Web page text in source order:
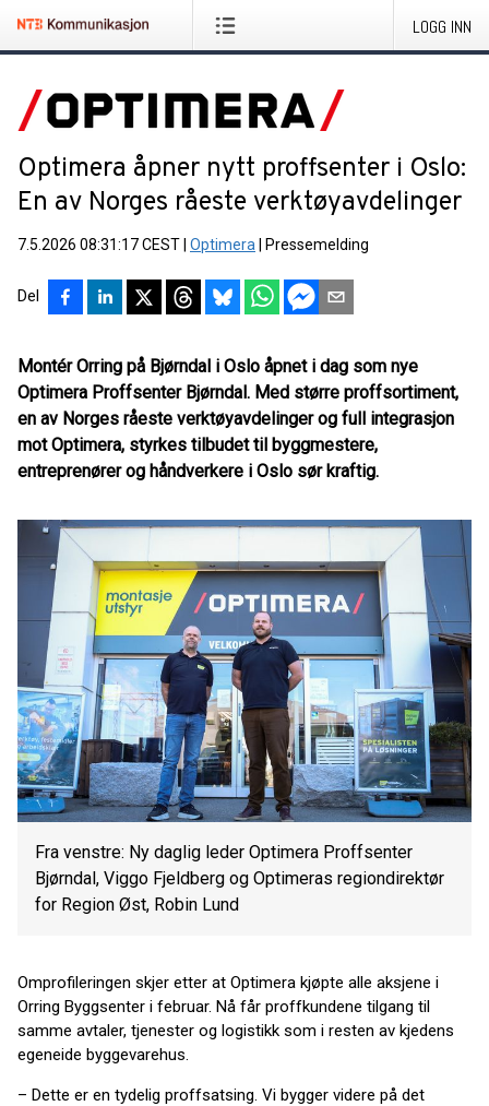
LOGG INN
Optimera åpner nytt proffsenter i Oslo:
En av Norges råeste verktøyavdelinger
7.5.2026 08:31:17 CEST Optimera Pressemelding
Del
Montér Orring på Bjørndal i Oslo åpnet i dag som nye
Optimera Proffsenter Bjørndal. Med større proffsortiment,
en av Norges råeste verktøyavdelinger og full integrasjon
mot Optimera, styrkes tilbudet til byggmestere,
entreprenører og håndverkere i Oslo sør kraftig.
Fra venstre: Ny daglig leder Optimera Proffsenter
Bjørndal, Viggo Fjeldberg og Optimeras regiondirektør
for Region Øst, Robin Lund
Omprofileringen skjer etter at Optimera kjøpte alle aksjene i
Orring Byggsenter i februar. Nå får proffkundene tilgang til
samme avtaler, tjenester og logistikk som i resten av kjedens
egeneide byggevarehus.
– Dette er en tydelig proffsatsing. Vi bygger videre på det